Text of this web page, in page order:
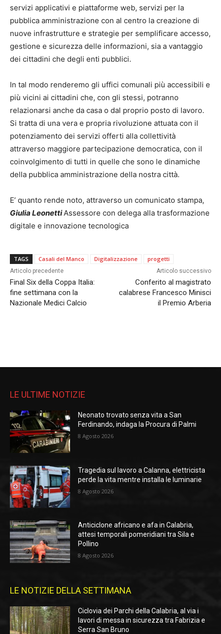
servizi applicativi e piattaforme web, servizi per la
pubblica amministrazione con al centro la creazione di
nuove infrastrutture e strategie per semplificare accesso,
gestione e sicurezza delle informazioni, sia a vantaggio
dei cittadini che degli enti pubblici.
In tal modo renderemo gli uffici comunali più accessibili e
più vicini ai cittadini che, con gli stessi, potranno
relazionarsi anche da casa o dal proprio posto di lavoro.
Si tratta di una vera e propria rivoluzione attuata con il
potenziamento dei servizi offerti alla collettività
attraverso maggiore partecipazione democratica, con il
coinvolgimento di tutti in quelle che sono le dinamiche
della pubblica amministrazione della nostra città.
E’ quanto rende noto, attraverso un comunicato stampa,
Giulia LeonettiAssessore con delega alla trasformazione
digitale e innovazione tecnologica
TAGS Casali del Manco Digitalizzazione progetti
Articolo precedente
Final Six della Coppa Italia:
fine settimana con la
Nazionale Medici Calcio
Articolo successivo
Conferito al magistrato
calabrese Francesco Minisci
il Premio Arberia
LE ULTIME NOTIZIE
Neonato trovato senza vita a San
Ferdinando, indaga la Procura di Palmi
8 Agosto 2026
Tragedia sul lavoro a Calanna, elettricista
perde la vita mentre installa le luminarie
8 Agosto 2026
Anticiclone africano e afa in Calabria,
attesi temporali pomeridiani tra Sila e
Pollino
8 Agosto 2026
LE NOTIZIE DELLA SETTIMANA
Ciclovia dei Parchi della Calabria, al via i
lavori di messa in sicurezza tra Fabrizia e
Serra San Bruno